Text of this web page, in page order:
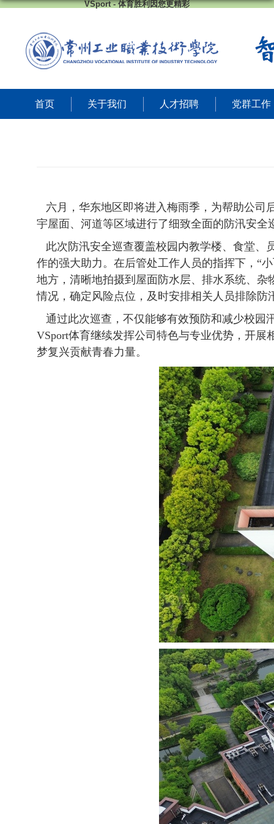
VSport - 体育胜利因您更精彩
首页 关于我们 人才招聘 党群工作
六月，华东地区即将进入梅雨季，为帮助公司
宇屋面、河道等区域进行了细致全面的防汛安全
此次防汛安全巡查覆盖校园内教学楼、食堂、
作的强大助力。在后管处工作人员的指挥下，“
地方，清晰地拍摄到屋面防水层、排水系统、
情况，确定风险点位，及时安排相关人员排除
通过此次巡查，不仅能够有效预防和减少校园
VSport体育继续发挥公司特色与专业优势，开
梦复兴贡献青春力量。